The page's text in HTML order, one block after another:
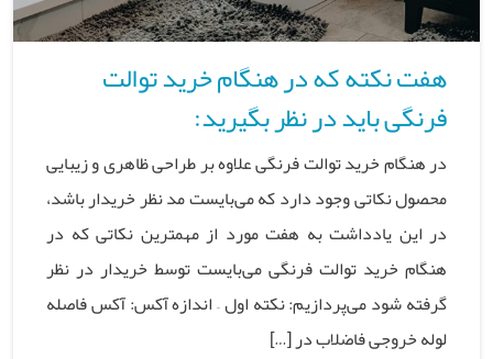
هفت نکته که در هنگام خرید توالت
فرنگی باید در نظر بگیرید:
در هنگام خرید توالت فرنگی علاوه بر طراحی ظاهری و زیبایی
محصول نکاتی وجود دارد که می‌بایست مد نظر خریدار باشد،
در این یادداشت به هفت مورد از مهمترین نکاتی که در
هنگام خرید توالت فرنگی می‌بایست توسط خریدار در نظر
گرفته شود می‌پردازیم: نکته اول – اندازه آکس: آکس فاصله
لوله خروجی فاضلاب در […]